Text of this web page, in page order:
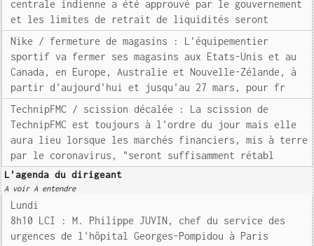
centrale indienne a été approuvé par le gouvernement
et les limites de retrait de liquidités seront
Nike / fermeture de magasins : L'équipementier
sportif va fermer ses magasins aux Etats-Unis et au
Canada, en Europe, Australie et Nouvelle-Zélande, à
partir d'aujourd'hui et jusqu'au 27 mars, pour fr
TechnipFMC / scission décalée : La scission de
TechnipFMC est toujours à l'ordre du jour mais elle
aura lieu lorsque les marchés financiers, mis à terre
par le coronavirus, "seront suffisamment rétabl
L'agenda du dirigeant
A voir A entendre
Lundi
8h10 LCI : M. Philippe JUVIN, chef du service des
urgences de l'hôpital Georges-Pompidou à Paris